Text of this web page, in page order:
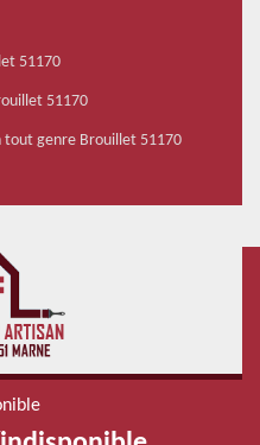
51170
51170
tout genre Brouillet 51170